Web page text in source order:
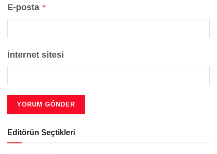
E-posta *
İnternet sitesi
Editörün Seçtikleri